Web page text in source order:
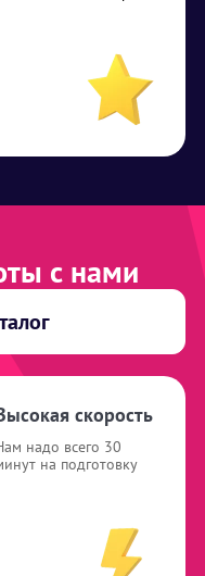
с нами
скорость
надо всего 30
на подготовку